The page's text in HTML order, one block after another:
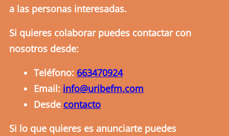
a las personas interesadas.
Si quieres colaborar puedes contactar con
nosotros desde:
Teléfono: 663470924
Email: info@uribefm.com
Desde contacto
Si lo que quieres es anunciarte puedes